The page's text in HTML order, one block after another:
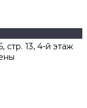
стр. 13, 4-й этаж